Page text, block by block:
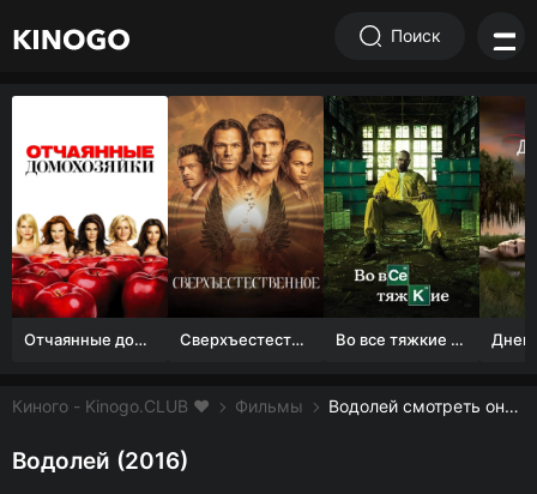
Поиск
Отчаянные домохозяйки (1 сезон) Сверхъестественное Во все тяжкие 1-5 сезон
Киного - Kinogo.CLUB ❤️ Фильмы Водолей смотреть онлайн бесплатно
Водолей (2016)